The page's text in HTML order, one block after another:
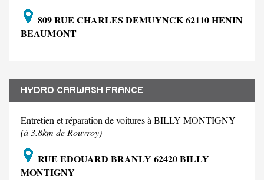
809 RUE CHARLES DEMUYNCK 62110 HENIN
BEAUMONT
HYDRO CARWASH FRANCE
Entretien et réparation de voitures à BILLY MONTIGNY
(à 3.8km de Rouvroy)
RUE EDOUARD BRANLY 62420 BILLY
MONTIGNY